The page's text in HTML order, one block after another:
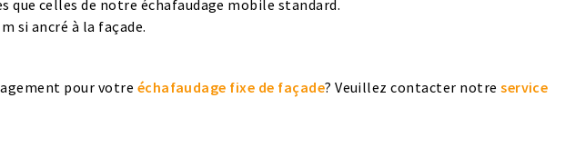
celles de notre échafaudage mobile standard.
si ancré à la façade.
pour votre échafaudage fixe de façade? Veuillez contacter notreservice